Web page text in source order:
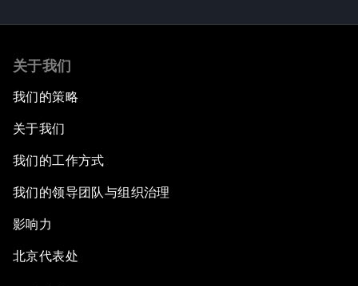
关于我们
我们的策略
关于我们
我们的工作方式
我们的领导团队与组织治理
影响力
北京代表处